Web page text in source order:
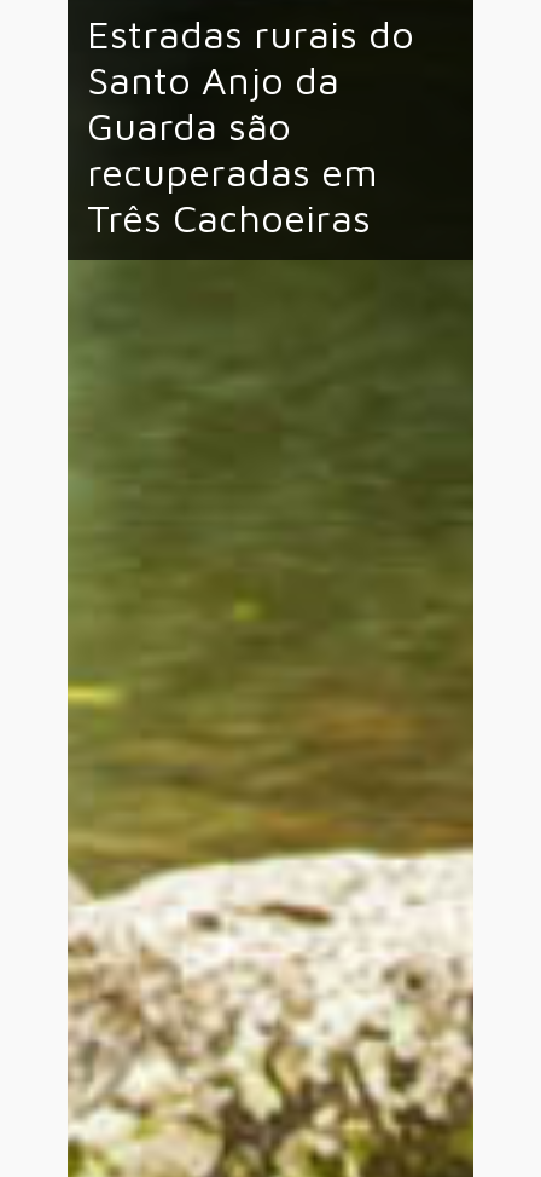
Estradas rurais do
Santo Anjo da
Guarda são
recuperadas em
Três Cachoeiras